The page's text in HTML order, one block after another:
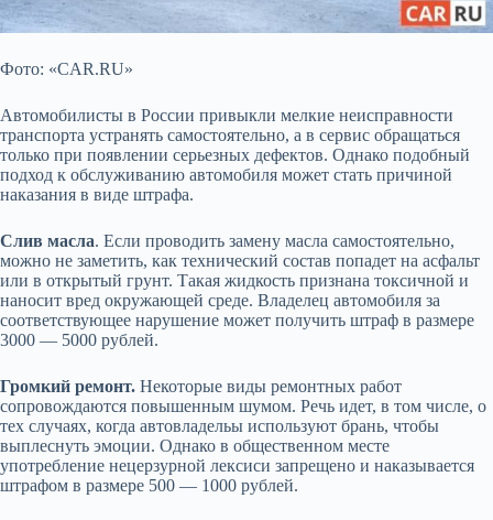
Фото: «CAR.RU»
Автомобилисты в России привыкли мелкие неисправности
транспорта устранять самостоятельно, а в сервис обращаться
только при появлении серьезных дефектов. Однако подобный
подход к обслуживанию автомобиля может стать причиной
наказания в виде штрафа.
Слив масла. Если проводить замену масла самостоятельно,
можно не заметить, как технический состав попадет на асфальт
или в открытый грунт. Такая жидкость признана токсичной и
наносит вред окружающей среде. Владелец автомобиля за
соответствующее нарушение может получить штраф в размере
3000 — 5000 рублей.
Громкий ремонт. Некоторые виды ремонтных работ
сопровождаются повышенным шумом. Речь идет, в том числе, о
тех случаях, когда автовладельы используют брань, чтобы
выплеснуть эмоции. Однако в общественном месте
употребление нецерзурной лексиси запрещено и наказывается
штрафом в размере 500 — 1000 рублей.